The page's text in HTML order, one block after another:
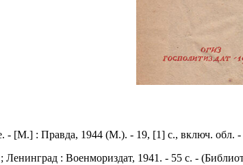
- [М.] : Правда, 1944 (М.). - 19, [1] с., включ. обл.
: Военмориздат, 1941. - 55 с. -